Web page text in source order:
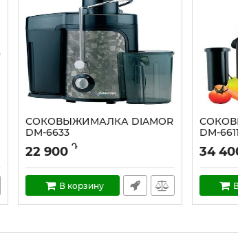
СОКОВЫЖИМАЛКА DIAMOR
DM-6633
Артикул: DM-6633
22 900 Դ
В корзину
DM-6611
Артикул:
34